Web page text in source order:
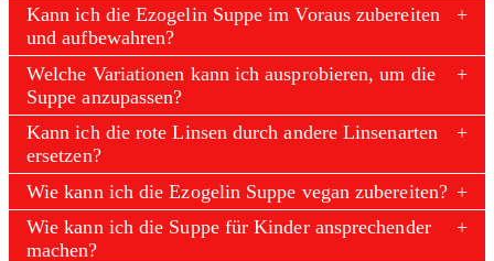
Kann ich die Ezogelin Suppe im Voraus zubereiten
und aufbewahren?
Welche Variationen kann ich ausprobieren, um die
Suppe anzupassen?
Kann ich die rote Linsen durch andere Linsenarten
ersetzen?
Wie kann ich die Ezogelin Suppe vegan zubereiten?
Wie kann ich die Suppe für Kinder ansprechender
machen?